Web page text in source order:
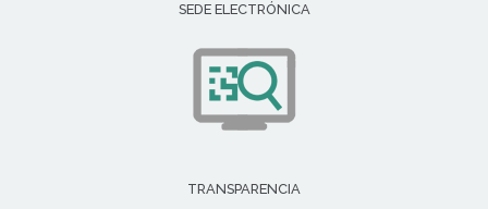
SEDE ELECTRÓNICA
TRANSPARENCIA